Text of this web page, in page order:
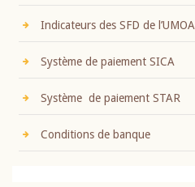
Indicateurs des SFD de l’UMOA
Système de paiement SICA
Système de paiement STAR
Conditions de banque